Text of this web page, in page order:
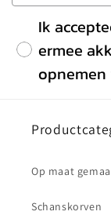
Ik
ermee
Op maat
Schanskorven